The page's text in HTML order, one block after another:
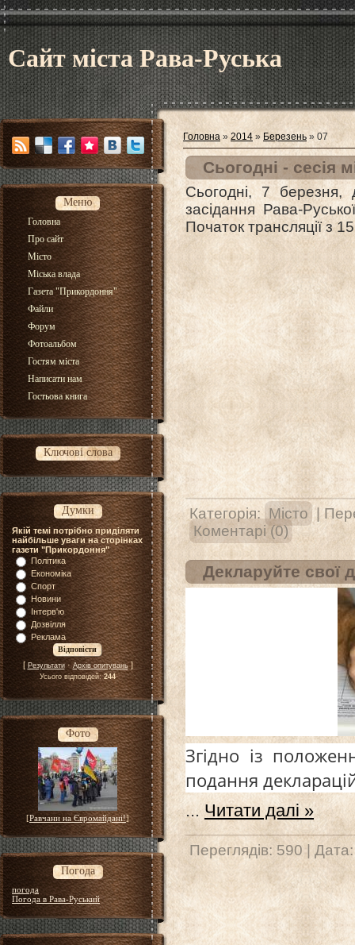
Сайт міста Рава-Руська
Меню
Головна
Про сайт
Місто
Міська влада
Газета "Прикордоння"
Файли
Форум
Фотоальбом
Гостям міста
Написати нам
Гостьова книга
Ключові слова
Думки
Якій темі потрібно приділяти
найбільше уваги на сторінках
газети "Прикордоння"
Політика
Економіка
Спорт
Новини
Інтерв'ю
Дозвілля
Реклама
[ Результати·Архів опитувань]
Усього відповідей:244
Фото
[Равчани на Євромайдані!]
Погода
погода
Погода в Рава-Руський
Головна » 2014 » Березень » 07
Сьогодні - сесія
Сьогодні, 7 березня,
засідання Рава-
Початок трансляції з
Категорія: Місто |
Коментарі (0)
Декларуйте свої
Згідно із
подання
... Читати далі »
Переглядів: 590 |